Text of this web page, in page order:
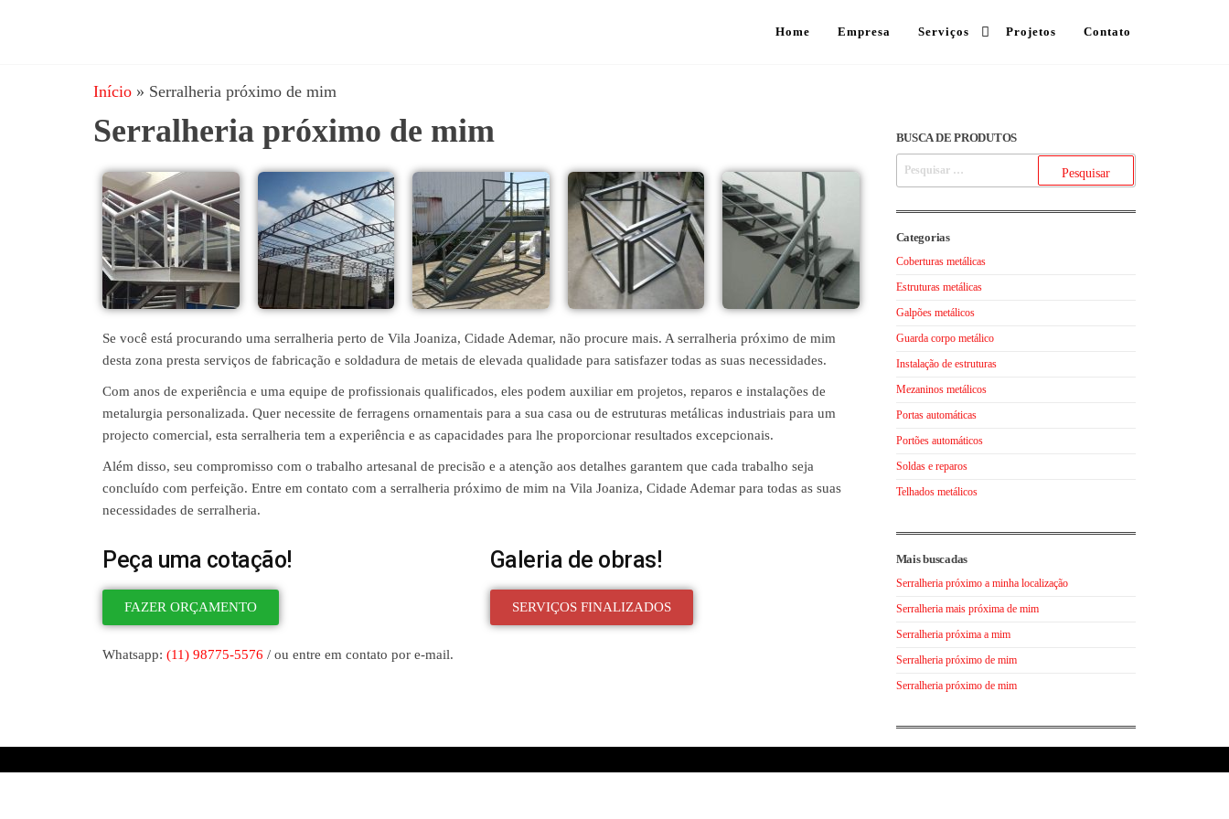
e
Serralheria
coberturas
metálicas,
mezanino
metálico,
metálico,
portões,
grades
entre
outros.
Home Empresa Serviços Projetos Contato
Início » Serralheria próximo de mim
Serralheria próximo de mim
Se você está procurando uma serralheria perto de Vila Joaniza, Cidade Ademar, não procure mais. A serralheria próximo de mim
desta zona presta serviços de fabricação e soldadura de metais de elevada qualidade para satisfazer todas as suas necessidades.
Com anos de experiência e uma equipe de profissionais qualificados, eles podem auxiliar em projetos, reparos e instalações de
metalurgia personalizada. Quer necessite de ferragens ornamentais para a sua casa ou de estruturas metálicas industriais para um
projecto comercial, esta serralheria tem a experiência e as capacidades para lhe proporcionar resultados excepcionais.
Além disso, seu compromisso com o trabalho artesanal de precisão e a atenção aos detalhes garantem que cada trabalho seja
concluído com perfeição. Entre em contato com a serralheria próximo de mim na Vila Joaniza, Cidade Ademar para todas as suas
necessidades de serralheria.
Peça uma cotação!
FAZER ORÇAMENTO
Galeria de obras!
SERVIÇOS FINALIZADOS
Whatsapp: (11) 98775-5576 / ou entre em contato por e-mail.
BUSCA DE PRODUTOS
Categorias
Coberturas metálicas
Estruturas metálicas
Galpões metálicos
Guarda corpo metálico
Instalação de estruturas
Mezaninos metálicos
Portas automáticas
Portões automáticos
Soldas e reparos
Telhados metálicos
Mais buscadas
Serralheria próximo a minha localização
Serralheria mais próxima de mim
Serralheria próxima a mim
Serralheria próximo de mim
Serralheria próximo de mim